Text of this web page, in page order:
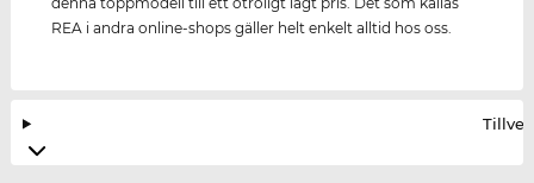
REA i andra online-shops gäller helt enkelt alltid hos oss.